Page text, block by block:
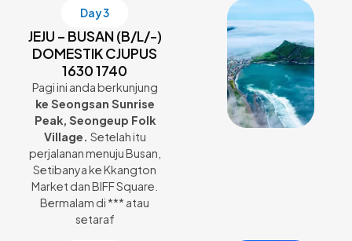
Day 3
JEJU – BUSAN (B/L/-)
DOMESTIK CJUPUS
1630 1740
Pagi ini anda berkunjung
ke Seongsan Sunrise
Peak, Seongeup Folk
Village. Setelah itu
perjalanan menuju Busan,
Setibanya ke Kkangton
Market dan BIFF Square.
Bermalam di *** atau
setaraf